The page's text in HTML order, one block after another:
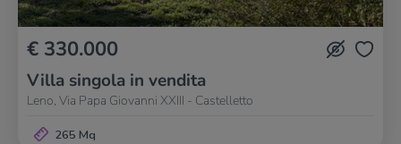
€ 330.000
Villa singola in vendita
Leno, Via Papa Giovanni XXIII - Castelletto
265 Mq